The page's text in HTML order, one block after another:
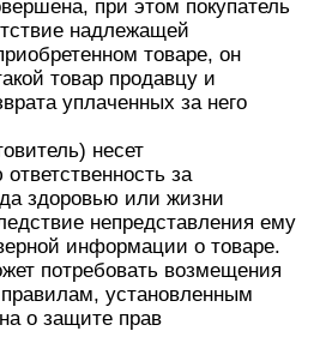
при этом покупатель
надлежащей
товаре, он
товар продавцу и
уплаченных за него
несет
за
здоровью или жизни
непредставления ему
информации о товаре.
потребовать возмещения
правилам, установленным
о защите прав